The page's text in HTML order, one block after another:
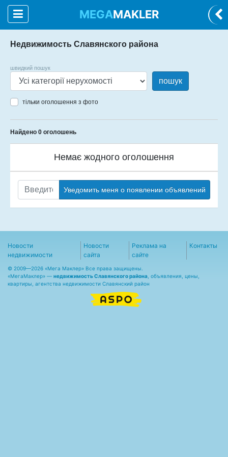
MEGAMAKLER
Недвижимость Славянского района
швидкий пошук
пошук
тільки оголошення з фото
Найдено 0 оголошень
Немає жодного оголошення
Уведомить меня о появлении объявлений
Новости
недвижимости
Новости
сайта
Реклама на
сайте
Контакты
© 2009—2026 «Мега Маклер» Все права защищены.
«МегаМаклер» — недвижимость Славянского района , объявления, цены,
квартиры, агентства недвижимости Славянский район